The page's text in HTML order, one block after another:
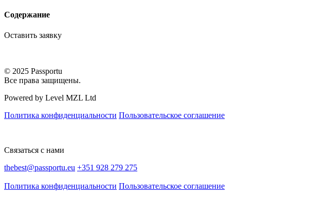
Содержание
Оставить заявку
© 2025 Passportu
Все права защищены.
Powered by Level MZL Ltd
Политика конфиденциальности Пользовательское соглашение
Связаться с нами
thebest@passportu.eu +351 928 279 275
Политика конфиденциальности Пользовательское соглашение